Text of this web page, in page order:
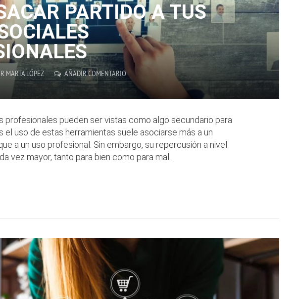
PARTIDO A TUS
MARTA LÓPEZ AÑADIR COMENTARIO
profesionales pueden ser vistas como algo secundario para
el uso de estas herramientas suele asociarse más a un
a un uso profesional. Sin embargo, su repercusión a nivel
vez mayor, tanto para bien como para mal.